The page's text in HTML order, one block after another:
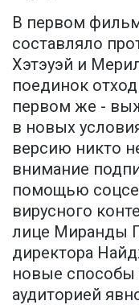
В первом
составляло
Хэтэуэй и
поединок
первом же -
в новых
версию никто
внимание
помощью
вирусного
лице Миранды
директора
новые способы
аудиторией